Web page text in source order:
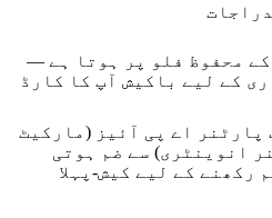
محفوظ فلو پر ہوتا ہے —
کے لیے باکیش آپ کا کارڈ
پارٹنر اے پی آئیز (مارکیٹ
انوینٹری) سے ضم ہوتی
رکھنے کے لیے کیش-پہلا